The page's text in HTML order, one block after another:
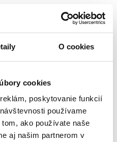
O cookies
cookies
poskytovanie funkcií
používame
ako používate naše
aj našim partnerom v